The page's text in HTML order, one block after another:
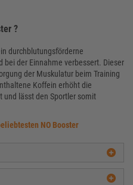
?
durchblutungsförderne
bei der Einnahme verbessert. Dieser
der Muskulatur beim Training
Koffein erhöht die
und lässt den Sportler somit
NO Booster